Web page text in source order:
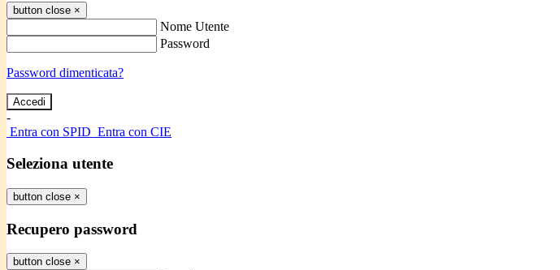
button close ×
Nome Utente
Password
Password dimenticata?
-
Entra con SPID Entra con CIE
Seleziona utente
button close ×
Recupero password
button close ×